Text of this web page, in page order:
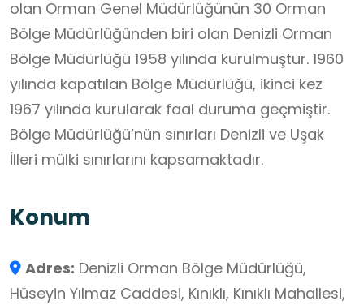
olan Orman Genel Müdürlüğünün 30 Orman
Bölge Müdürlüğünden biri olan Denizli Orman
Bölge Müdürlüğü 1958 yılında kurulmuştur. 1960
yılında kapatılan Bölge Müdürlüğü, ikinci kez
1967 yılında kurularak faal duruma geçmiştir.
Bölge Müdürlüğü’nün sınırları Denizli ve Uşak
İlleri mülki sınırlarını kapsamaktadır.
Konum
Adres: Denizli Orman Bölge Müdürlüğü,
Hüseyin Yılmaz Caddesi, Kınıklı, Kınıklı Mahallesi,